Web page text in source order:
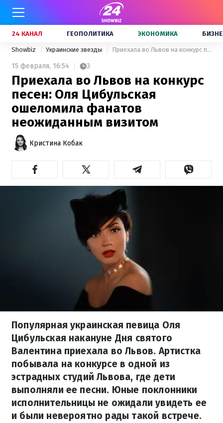
24 КАНАЛ ГЕОПОЛИТИКА ЭКОНОМИКА
Showbiz Украинские звезды Приехала во Львов на конкурс песен: Оля Цибульская ошеломила фанатов неожиданным визитом
15 февраля, 16:54 3
Приехала во Львов на конкурс
песен: Оля Цибульская
ошеломила фанатов
неожиданным визитом
Кристина Кобак
Популярная украинская певица Оля
Цибульская накануне Дня святого
Валентина приехала во Львов. Артистка
побывала на конкурсе в одной из
эстрадных студий Львова, где дети
выполняли ее песни. Юные поклонники
исполнительницы не ожидали увидеть ее
и были невероятно рады такой встрече.